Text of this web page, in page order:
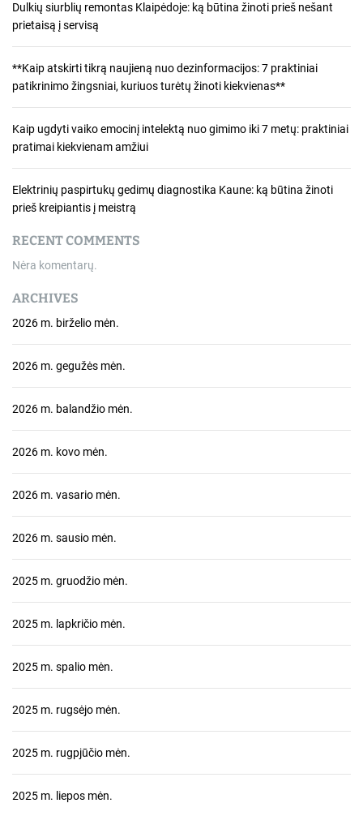
Dulkių siurblių remontas Klaipėdoje: ką būtina žinoti prieš nešant
prietaisą į servisą
**Kaip atskirti tikrą naujieną nuo dezinformacijos: 7 praktiniai
patikrinimo žingsniai, kuriuos turėtų žinoti kiekvienas**
Kaip ugdyti vaiko emocinį intelektą nuo gimimo iki 7 metų: praktiniai
pratimai kiekvienam amžiui
Elektrinių paspirtukų gedimų diagnostika Kaune: ką būtina žinoti
prieš kreipiantis į meistrą
RECENT COMMENTS
Nėra komentarų.
ARCHIVES
2026 m. birželio mėn.
2026 m. gegužės mėn.
2026 m. balandžio mėn.
2026 m. kovo mėn.
2026 m. vasario mėn.
2026 m. sausio mėn.
2025 m. gruodžio mėn.
2025 m. lapkričio mėn.
2025 m. spalio mėn.
2025 m. rugsėjo mėn.
2025 m. rugpjūčio mėn.
2025 m. liepos mėn.